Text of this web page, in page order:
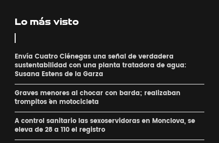
Lo más visto
Envía Cuatro Ciénegas una señal de verdadera
sustentabilidad con una planta tratadora de agua:
Susana Estens de la Garza
Graves menores al chocar con barda; realizaban
´trompitos ´en motocicleta
A control sanitario las sexoservidoras en Monclova, se
eleva de 28 a 110 el registro